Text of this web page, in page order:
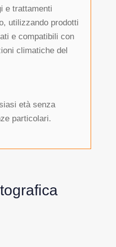
e trattamenti
utilizzando prodotti
e compatibili con
climatiche del
età senza
particolari.